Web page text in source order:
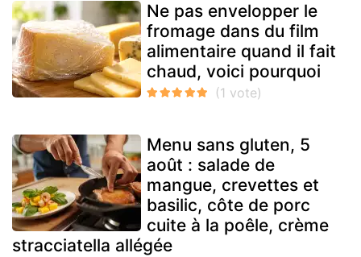
Ne pas envelopper le
fromage dans du film
alimentaire quand il fait
chaud, voici pourquoi
Menu sans gluten, 5
août : salade de
mangue, crevettes et
basilic, côte de porc
cuite à la poêle, crème
stracciatella allégée